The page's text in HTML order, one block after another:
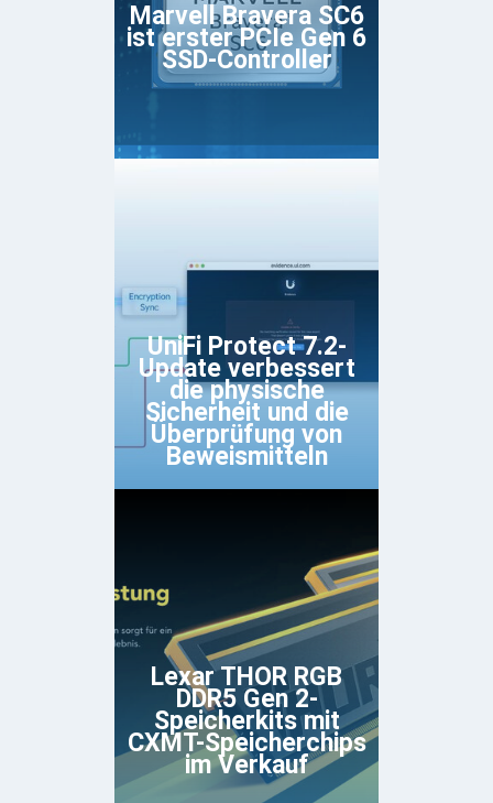
Marvell Bravera SC6
ist erster PCIe Gen 6
SSD-Controller
UniFi Protect 7.2-
Update verbessert
die physische
Sicherheit und die
Überprüfung von
Beweismitteln
Lexar THOR RGB
DDR5 Gen 2-
Speicherkits mit
CXMT-Speicherchips
im Verkauf